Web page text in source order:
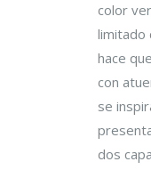
color
limitado
hace
con
se
dos